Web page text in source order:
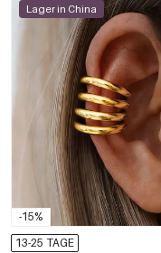
-15%
Lager in China
13-25 TAGE